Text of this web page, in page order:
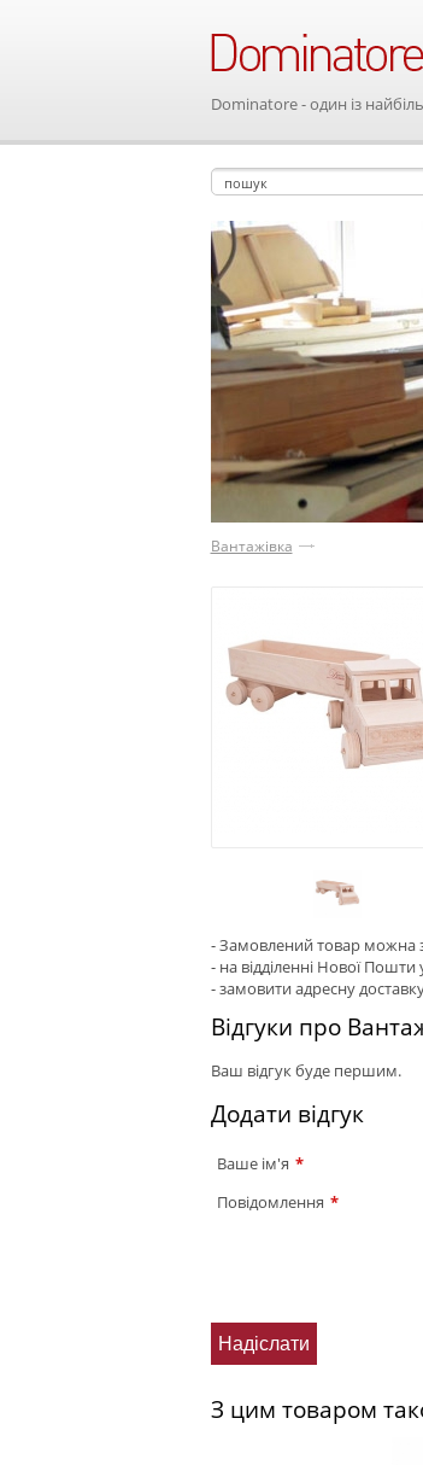
Dominatore - один із
Вантажівка
- Замовлений товар можна
- на відділенні Нової Пошти
- замовити адресну
Відгуки про
Ваш відгук буде першим.
Додати відгук
Ваше ім'я *
Повідомлення *
З цим товаром